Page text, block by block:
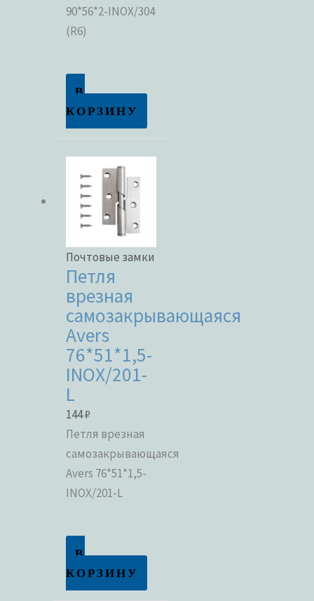
90*56*2-INOX/304
(R6)
В
КОРЗИНУ
Почтовые замки
Петля
врезная
самозакрывающаяся
Avers
76*51*1,5-
INOX/201-
L
144₽
Петля врезная
самозакрывающаяся
Avers 76*51*1,5-
INOX/201-L
В
КОРЗИНУ